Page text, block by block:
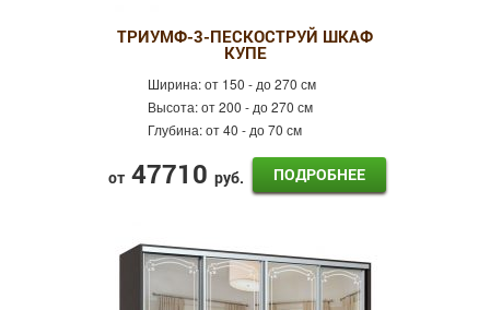
ТРИУМФ-3-ПЕСКОСТРУЙ ШКАФ
КУПЕ
Ширина:от 150 - до 270 см
Высота:от 200 - до 270 см
Глубина:от 40 - до 70 см
от 47710 руб. ПОДРОБНЕЕ